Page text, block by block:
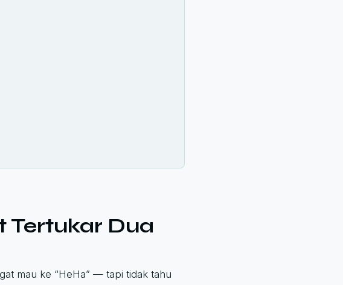
Tertukar Dua
mau ke “HeHa” — tapi tidak tahu